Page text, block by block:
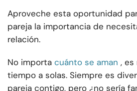
Aproveche esta oportunidad
pareja la importancia de
relación.
No importa cuánto se aman , es
tiempo a solas. Siempre es
pareja contigo, pero ¿no sería